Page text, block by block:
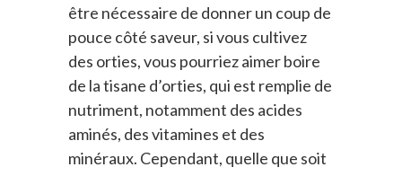
être nécessaire de donner un coup de
pouce côté saveur, si vous cultivez
des orties, vous pourriez aimer boire
de la tisane d’orties, qui est remplie de
nutriment, notamment des acides
aminés, des vitamines et des
minéraux. Cependant, quelle que soit